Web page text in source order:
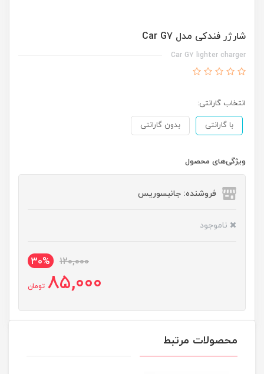
شارژر فندکی مدل Car G7
Car G7 lighter charger
انتخاب گارانتی:
با گارانتی بدون گارانتی
ویژگی‌های محصول
فروشنده: جانبسوریس
ناموجود
120,000
30%
85,000 تومان
محصولات مرتبط